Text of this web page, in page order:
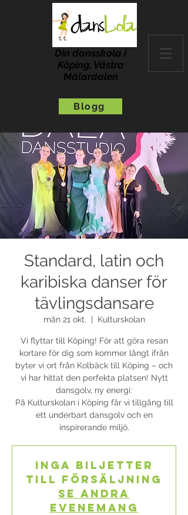
Din dansskola i
Köping, Västra
Mälardalen
Blogg
Standard, latin och
karibiska danser för
tävlingsdansare
mån 21 okt. Kulturskolan
Vi flyttar till Köping! För att göra resan
kortare för dig som kommer långt ifrån
byter vi ort från Kolbäck till Köping – och
vi har hittat den perfekta platsen! Nytt
dansgolv, ny energi:
På Kulturskolan i Köping får vi tillgång till
ett underbart dansgolv och en
inspirerande miljö.
Inga biljetter
till försäljning
Se andra
evenemang